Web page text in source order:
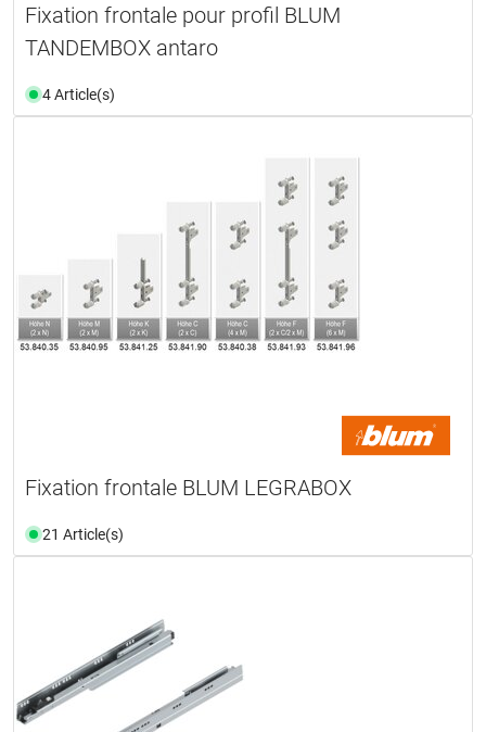
Fixation frontale pour profil BLUM
TANDEMBOX antaro
4 Article(s)
Fixation frontale BLUM LEGRABOX
21 Article(s)